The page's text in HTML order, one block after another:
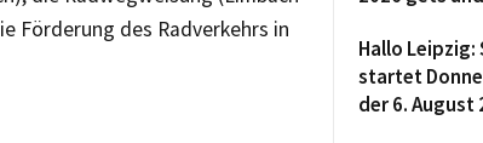
Förderung des Radverkehrs in
Hallo Leipzig:
startet
der 6. August